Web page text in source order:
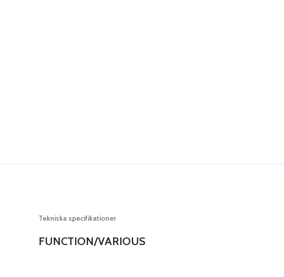
Tekniska specifikationer
FUNCTION/VARIOUS